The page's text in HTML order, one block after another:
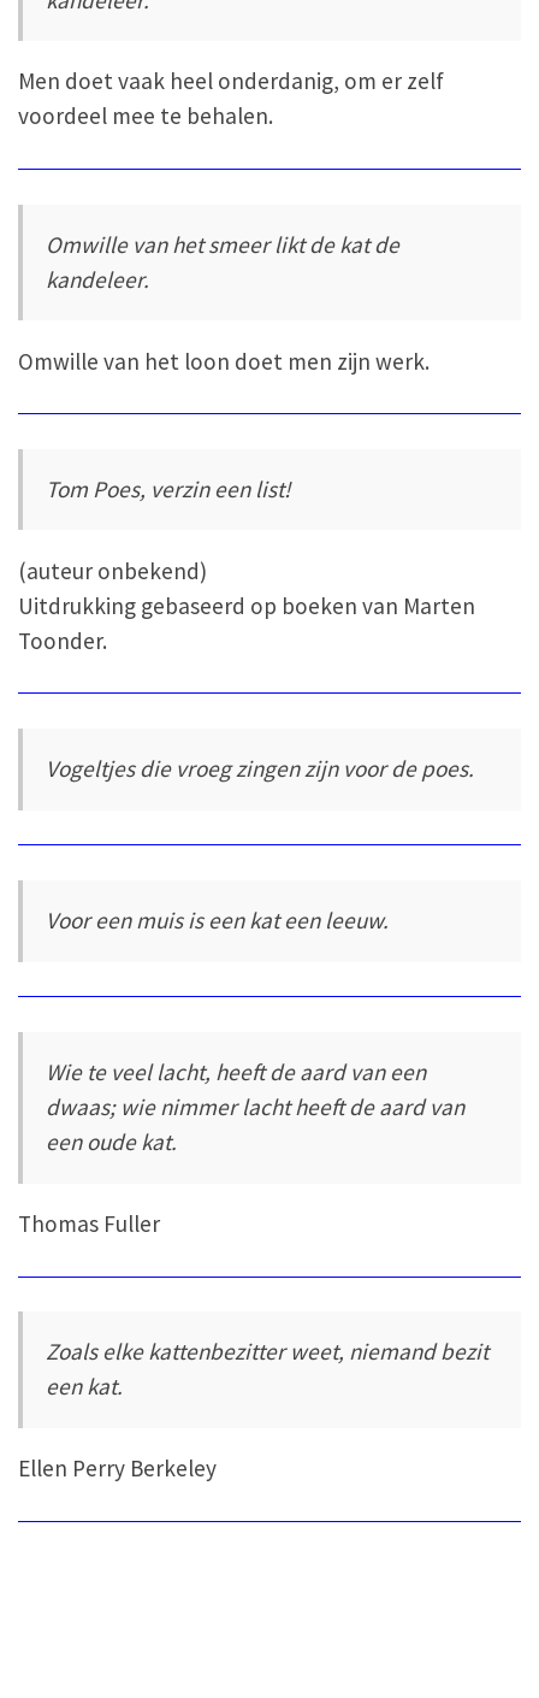
Men doet vaak heel onderdanig, om er zelf
voordeel mee te behalen.
Omwille van het smeer likt de kat de
kandeleer.
Omwille van het loon doet men zijn werk.
Tom Poes, verzin een list!
(auteur onbekend)
Uitdrukking gebaseerd op boeken van Marten
Toonder.
Vogeltjes die vroeg zingen zijn voor de poes.
Voor een muis is een kat een leeuw.
Wie te veel lacht, heeft de aard van een
dwaas; wie nimmer lacht heeft de aard van
een oude kat.
Thomas Fuller
Zoals elke kattenbezitter weet, niemand bezit
een kat.
Ellen Perry Berkeley